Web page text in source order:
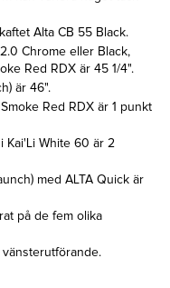
Alta CB 55 Black.
Chrome eller Black,
Red RDX är 45 1/4".
är 46".
Red RDX är 1 punkt
Kai'Li White 60 är 2
med ALTA Quick är
på de fem olika